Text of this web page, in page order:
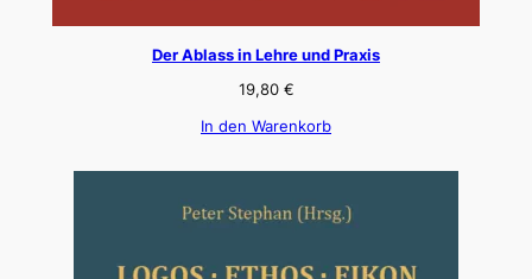
Der Ablass in Lehre und Praxis
19,80 €
In den Warenkorb